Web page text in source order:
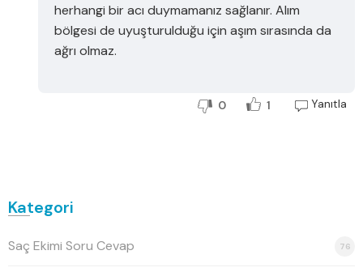
herhangi bir acı duymamanız sağlanır. Alım
bölgesi de uyuşturulduğu için aşım sırasında da
ağrı olmaz.
0 1 Yanıtla
Kategori
Saç Ekimi Soru Cevap 76